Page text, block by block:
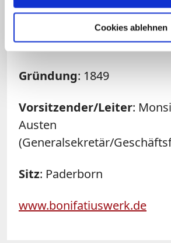
Cookies ablehnen
Hifswerk dafür sorgen,
christliche Glaube in allen
Republik eine Zukunft hat.
Gründung: 1849
Vorsitzender/Leiter:
Austen
(Generalsekretär/
Sitz: Paderborn
www.bonifatiuswerk.de